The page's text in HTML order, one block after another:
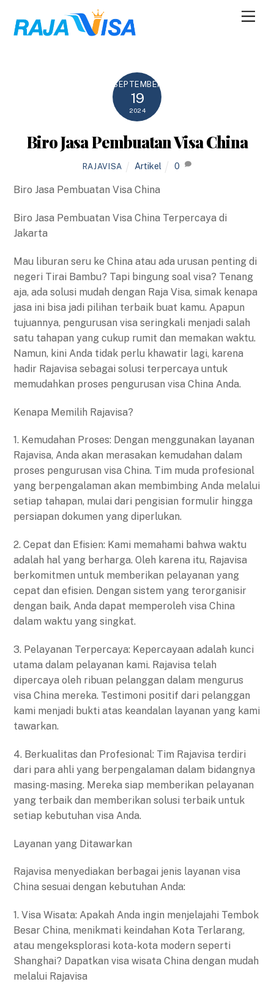
content
SEPTEMBER
19
2024
Biro Jasa Pembuatan Visa China
RAJAVISA Artikel 0
Biro Jasa Pembuatan Visa China
Biro Jasa Pembuatan Visa China Terpercaya di
Jakarta
Mau liburan seru ke China atau ada urusan penting di
negeri Tirai Bambu? Tapi bingung soal visa? Tenang
aja, ada solusi mudah dengan Raja Visa, simak kenapa
jasa ini bisa jadi pilihan terbaik buat kamu. Apapun
tujuannya, pengurusan visa seringkali menjadi salah
satu tahapan yang cukup rumit dan memakan waktu.
Namun, kini Anda tidak perlu khawatir lagi, karena
hadir Rajavisa sebagai solusi terpercaya untuk
memudahkan proses pengurusan visa China Anda.
Kenapa Memilih Rajavisa?
1. Kemudahan Proses: Dengan menggunakan layanan
Rajavisa, Anda akan merasakan kemudahan dalam
proses pengurusan visa China. Tim muda profesional
yang berpengalaman akan membimbing Anda melalui
setiap tahapan, mulai dari pengisian formulir hingga
persiapan dokumen yang diperlukan.
2. Cepat dan Efisien: Kami memahami bahwa waktu
adalah hal yang berharga. Oleh karena itu, Rajavisa
berkomitmen untuk memberikan pelayanan yang
cepat dan efisien. Dengan sistem yang terorganisir
dengan baik, Anda dapat memperoleh visa China
dalam waktu yang singkat.
3. Pelayanan Terpercaya: Kepercayaan adalah kunci
utama dalam pelayanan kami. Rajavisa telah
dipercaya oleh ribuan pelanggan dalam mengurus
visa China mereka. Testimoni positif dari pelanggan
kami menjadi bukti atas keandalan layanan yang kami
tawarkan.
4. Berkualitas dan Profesional: Tim Rajavisa terdiri
dari para ahli yang berpengalaman dalam bidangnya
masing-masing. Mereka siap memberikan pelayanan
yang terbaik dan memberikan solusi terbaik untuk
setiap kebutuhan visa Anda.
Layanan yang Ditawarkan
Rajavisa menyediakan berbagai jenis layanan visa
China sesuai dengan kebutuhan Anda:
1. Visa Wisata: Apakah Anda ingin menjelajahi Tembok
Besar China, menikmati keindahan Kota Terlarang,
atau mengeksplorasi kota-kota modern seperti
Shanghai? Dapatkan visa wisata China dengan mudah
melalui Rajavisa